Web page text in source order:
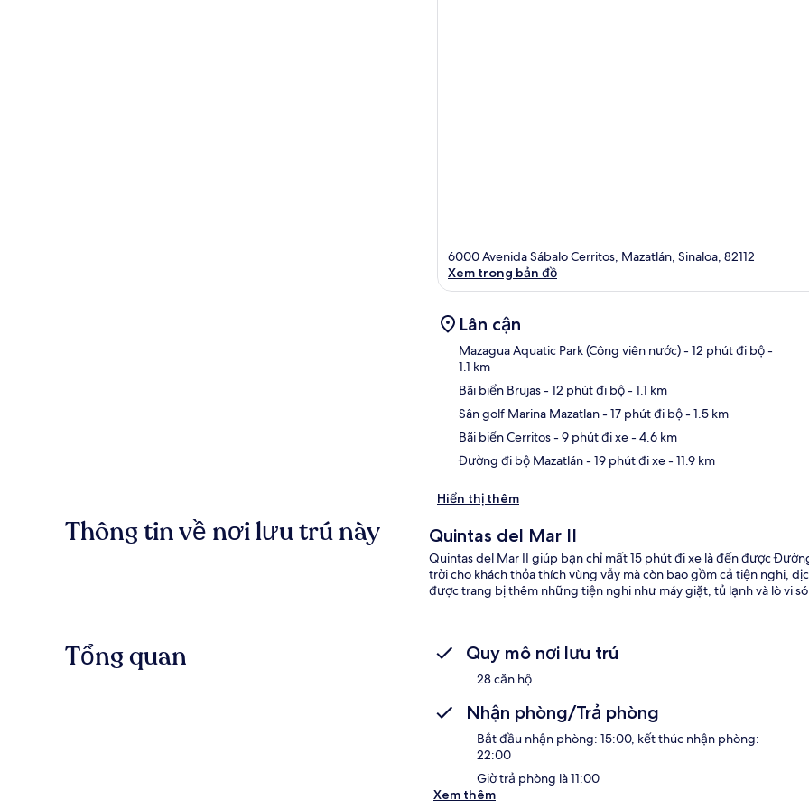
6000 Avenida Sábalo Cerritos, Mazatlán, Sinaloa, 82112
Xem trong bản đồ
Lân cận
Mazagua Aquatic Park (Công viên nước)- 12 phút đi bộ-
1.1 km
Bãi biển Brujas- 12 phút đi bộ- 1.1 km
Sân golf Marina Mazatlan- 17 phút đi bộ- 1.5 km
Bãi biển Cerritos- 9 phút đi xe- 4.6 km
Đường đi bộ Mazatlán- 19 phút đi xe- 11.9 km
Hiển thị thêm
Thông tin về nơi lưu trú này Quintas del Mar II
Quintas del Mar II giúp bạn chỉ mất 15 phút đi xe là đến được
trời cho khách thỏa thích vùng vẫy mà còn bao gồm cả tiện nghi,
được trang bị thêm những tiện nghi như máy giặt, tủ lạnh và lò vi
Tổng quan Quy mô nơi lưu trú
28 căn hộ
Nhận phòng/Trả phòng
Bắt đầu nhận phòng: 15:00, kết thúc nhận phòng:
22:00
Giờ trả phòng là 11:00
Xem thêm